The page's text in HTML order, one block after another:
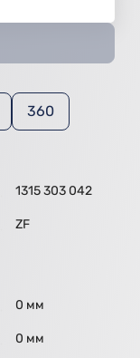
360
1315 303 042
ZF
0 мм
0 мм